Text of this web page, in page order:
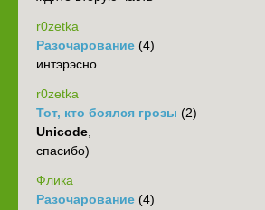
r0zetka
Разочарование (4)
интэрэсно
r0zetka
Тот, кто боялся грозы (2)
Unicode,
спасибо)
Флика
Разочарование (4)